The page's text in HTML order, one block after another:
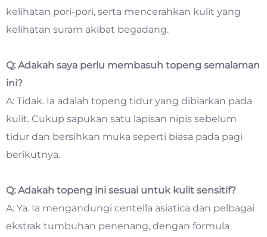
kelihatan pori-pori, serta mencerahkan kulit yang
kelihatan suram akibat begadang.
Q: Adakah saya perlu membasuh topeng semalaman
ini?
A: Tidak. Ia adalah topeng tidur yang dibiarkan pada
kulit. Cukup sapukan satu lapisan nipis sebelum
tidur dan bersihkan muka seperti biasa pada pagi
berikutnya.
Q: Adakah topeng ini sesuai untuk kulit sensitif?
A: Ya. Ia mengandungi centella asiatica dan pelbagai
ekstrak tumbuhan penenang, dengan formula